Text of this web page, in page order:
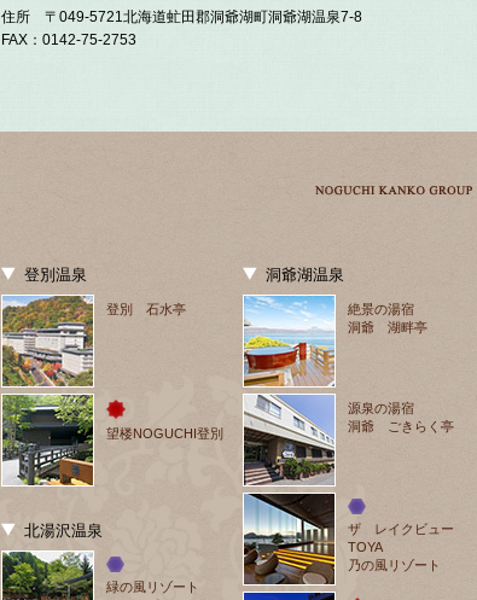
住所 〒049-5721北海道虻田郡洞爺湖町洞爺湖温泉7-8
FAX：0142-75-2753
登別温泉
登別 石水亭
望楼NOGUCHI登別
北湯沢温泉
緑の風リゾート
洞爺湖温泉
絶景の湯宿
洞爺 湖畔亭
源泉の湯宿
洞爺 ごきらく亭
ザ　レイクビュー
TOYA
乃の風リゾート